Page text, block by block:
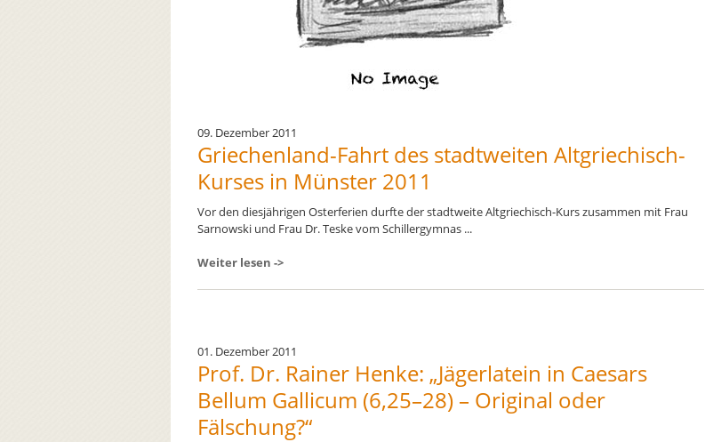
09. Dezember 2011
Griechenland-Fahrt des stadtweiten Altgriechisch-
Kurses in Münster 2011
Vor den diesjährigen Osterferien durfte der stadtweite Altgriechisch-Kurs zusammen mit Frau
Sarnowski und Frau Dr. Teske vom Schillergymnas ...
Weiter lesen ->
01. Dezember 2011
Prof. Dr. Rainer Henke: „Jägerlatein in Caesars
Bellum Gallicum (6,25–28) – Original oder
Fälschung?“